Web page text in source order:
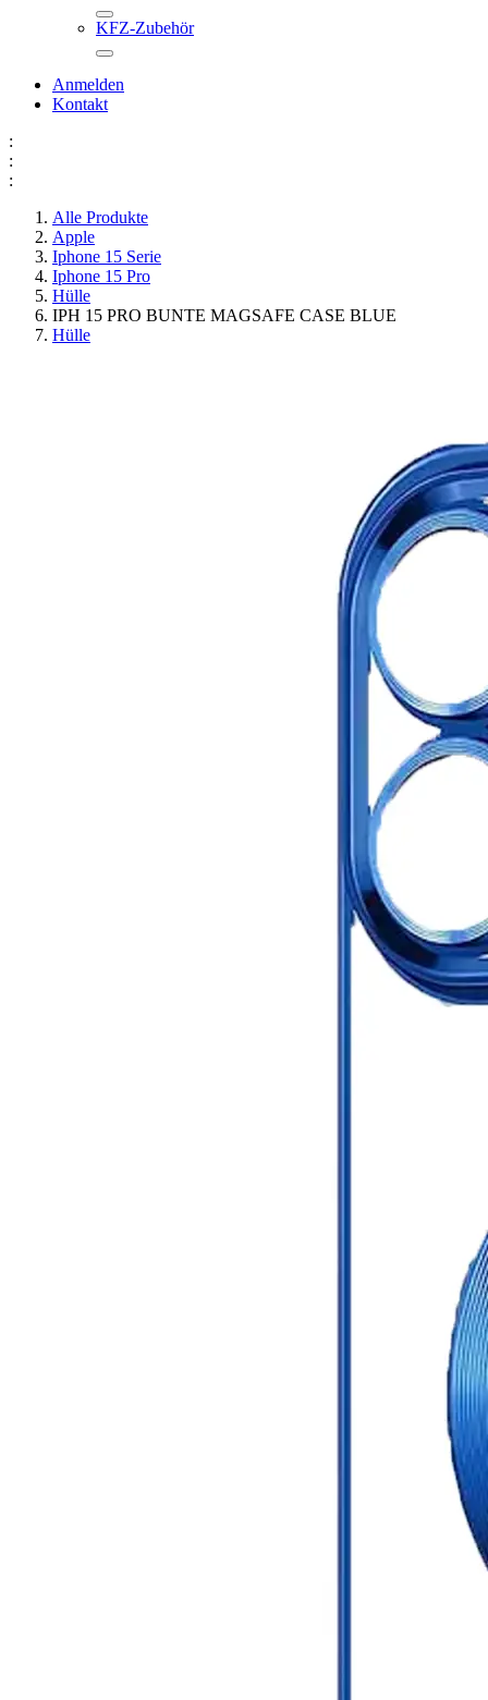
KFZ-Zubehör
Anmelden
Kontakt
:
:
:
Alle Produkte
Apple
Iphone 15 Serie
Iphone 15 Pro
Hülle
IPH 15 PRO BUNTE MAGSAFE CASE BLUE
Hülle